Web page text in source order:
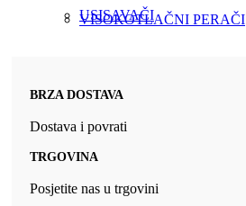
USISAVAČI
VISOKOTLAČNI PERAČI
BRZA DOSTAVA
Dostava i povrati
TRGOVINA
Posjetite nas u trgovini